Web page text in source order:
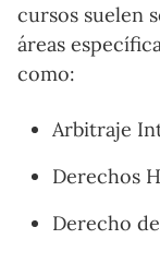
cursos suelen
áreas
como:
Arbitraje
Derechos
Derecho